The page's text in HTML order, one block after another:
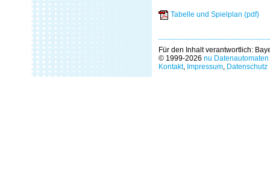
Tabelle und Spielplan (pdf)
Für den Inhalt verantwortlich:
© 1999-2026 nu
Kontakt, Impressum, Datenschutz